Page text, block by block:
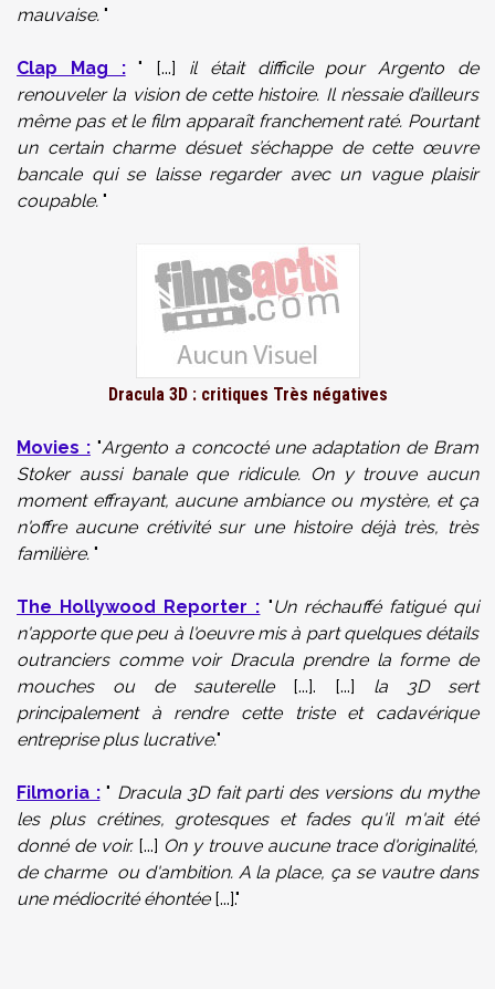
mauvaise. "
Clap Mag :" [...] il était difficile pour Argento de
renouveler la vision de cette histoire. Il n’essaie d’ailleurs
même pas et le film apparaît franchement raté. Pourtant
un certain charme désuet s’échappe de cette œuvre
bancale qui se laisse regarder avec un vague plaisir
coupable. "
Dracula 3D : critiques Très négatives
Movies :"Argento a concocté une adaptation de Bram
Stoker aussi banale que ridicule. On y trouve aucun
moment effrayant, aucune ambiance ou mystère, et ça
n'offre aucune crétivité sur une histoire déjà très, très
familière. "
The Hollywood Reporter : "Un réchauffé fatigué qui
n'apporte que peu à l'oeuvre mis à part quelques détails
outranciers comme voir Dracula prendre la forme de
mouches ou de sauterelle [...]. [...] la 3D sert
principalement à rendre cette triste et cadavérique
entreprise plus lucrative."
Filmoria : " Dracula 3D fait parti des versions du mythe
les plus crétines, grotesques et fades qu'il m'ait été
donné de voir. [...] On y trouve aucune trace d'originalité,
de charme ou d'ambition. A la place, ça se vautre dans
une médiocrité éhontée [...]."